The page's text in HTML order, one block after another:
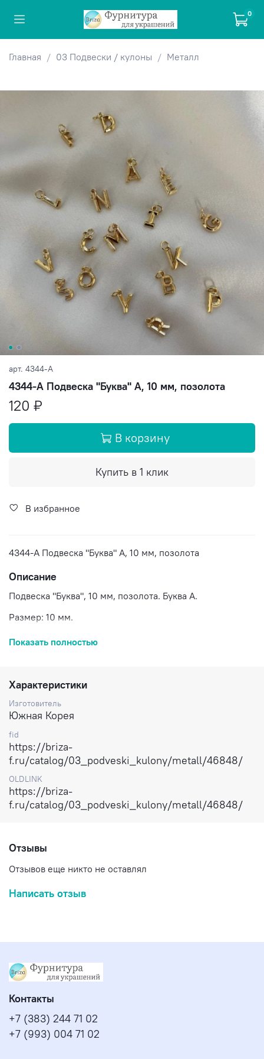
0
Главная 03 Подвески / кулоны Металл
арт. 4344-A
4344-A Подвеска "Буква" A, 10 мм, позолота
120 ₽
В корзину
Купить в 1 клик
В избранное
4344-A Подвеска "Буква" A, 10 мм, позолота
Описание
Подвеска "Буква", 10 мм, позолота. Буква А.
Размер: 10 мм.
Состав: сплав на основе латуни, позолота.
Цена указана за 1 букву.
Доставка по России.
Показать полностью
Характеристики
Изготовитель
Южная Корея
fid
https://briza-
f.ru/catalog/03_podveski_kulony/metall/46848/
OLDLINK
https://briza-
f.ru/catalog/03_podveski_kulony/metall/46848/
Отзывы
Отзывов еще никто не оставлял
Написать отзыв
Контакты
+7 (383) 244 71 02
+7 (993) 004 71 02